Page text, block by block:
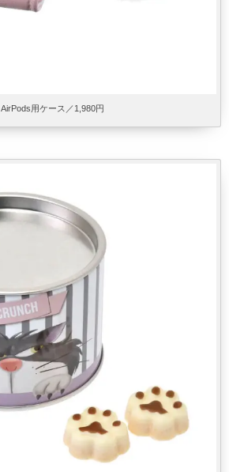
AirPods用ケース／1,980円